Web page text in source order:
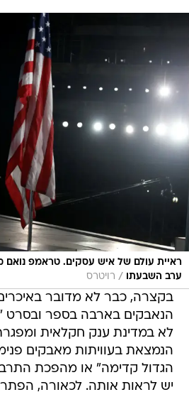
ראיית עולם של איש עסקים. טראמפ נואם
ערב השבעתו
/ רויטרס
בקצרה, כבר לא מדובר
הנאבקים בארבה בספר ובסרט
לא במדינת ענק חקלאית
הנמצאת בעוויתות מאבקים
הגדול קדימה" או מהפכת
יש לראות אותה. לכאורה,